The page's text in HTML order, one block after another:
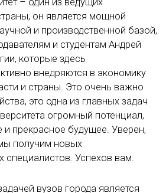
– один из ведущих
он является мощной
и производственной базой,
и студентам Андрей
которые здесь
внедряются в экономику
и страны. Это очень важно
это одна из главных задач
огромный потенциал,
прекрасное будущее. Уверен,
получим новых
специалистов. Успехов вам.
вузов города является